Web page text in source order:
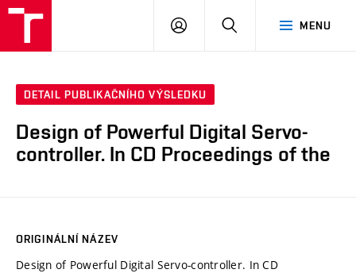
MENU
PŘIHLÁSIT
DETAIL PUBLIKAČNÍHO VÝSLEDKU
Design of Powerful Digital Servo-
controller. In CD Proceedings of the
ORIGINÁLNÍ NÁZEV
Design of Powerful Digital Servo-controller. In CD